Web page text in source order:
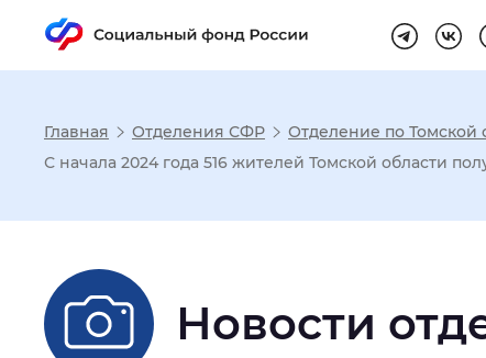
Настройка
Шрифт: Без засечек С
Главная Отделения СФР Отделение по Томской
С начала 2024 года 516 жителей Томской области
Новости